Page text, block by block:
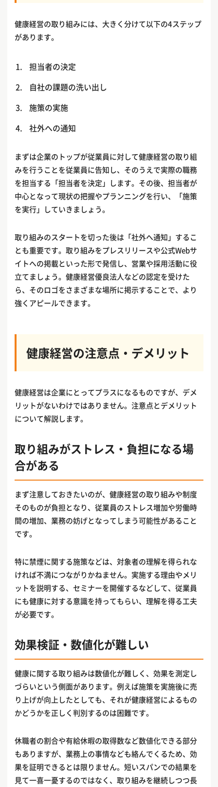
健康経営の取り組みには、大きく分けて以下の4ステップ
があります。
担当者の決定
自社の課題の洗い出し
施策の実施
社外への通知
まずは企業のトップが従業員に対して健康経営の取り組
みを行うことを従業員に告知し、そのうえで実際の職務
を担当する「担当者を決定」します。その後、担当者が
中心となって現状の把握やプランニングを行い、「施策
を実行」していきましょう。
取り組みのスタートを切った後は「社外へ通知」するこ
とも重要です。取り組みをプレスリリースや公式Webサ
イトへの掲載といった形で発信し、営業や採用活動に役
立てましょう。健康経営優良法人などの認定を受けた
ら、そのロゴをさまざまな場所に掲示することで、より
強くアピールできます。
健康経営の注意点・デメリット
健康経営は企業にとってプラスになるものですが、デメ
リットがないわけではありません。注意点とデメリット
について解説します。
取り組みがストレス・負担になる場
合がある
まず注意しておきたいのが、健康経営の取り組みや制度
そのものが負担となり、従業員のストレス増加や労働時
間の増加、業務の妨げとなってしまう可能性があること
です。
特に禁煙に関する施策などは、対象者の理解を得られな
ければ不満につながりかねません。実施する理由やメリ
ットを説明する、セミナーを開催するなどして、従業員
にも健康に対する意識を持ってもらい、理解を得る工夫
が必要です。
効果検証・数値化が難しい
健康に関する取り組みは数値化が難しく、効果を測定し
づらいという側面があります。例えば施策を実施後に売
り上げが向上したとしても、それが健康経営によるもの
かどうかを正しく判別するのは困難です。
休職者の割合や有給休暇の取得数など数値化できる部分
もありますが、業務上の事情なども絡んでくるため、効
果を証明できるとは限りません。短いスパンでの結果を
見て一喜一憂するのではなく、取り組みを継続しつつ長